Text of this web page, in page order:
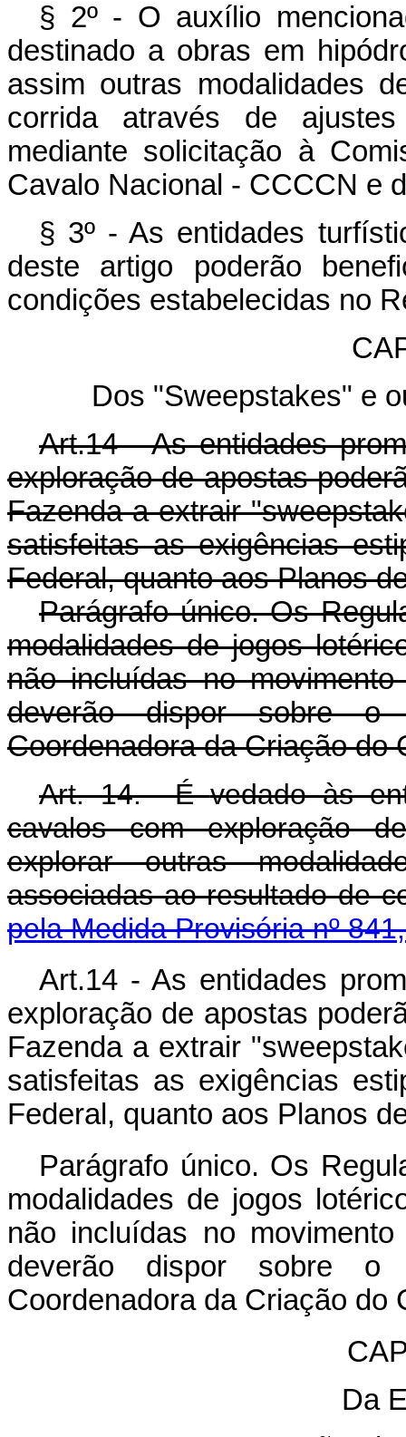
§ 2º - O auxílio
destinado a obras em
assim outras modalidades
corrida através de
mediante solicitação à
Cavalo Nacional - CCCCN e
§ 3º - As entidades
deste artigo poderão
condições estabelecidas no
Dos "Sweepstakes" e
Art.14 - As entidades
exploração de apostas
Fazenda a extrair
satisfeitas as exigências
Federal, quanto aos Planos
Parágrafo único. Os
modalidades de jogos
não incluídas no
deverão dispor sobre o
Coordenadora da Criação do
Art. 14. Évedado às
cavalos com exploração
explorar outras
associadas ao resultado de
pela Medida Provisória nº
Art.14 - As entidades
exploração de apostas
Fazenda a extrair
satisfeitas as exigências
Federal, quanto aos Planos
Parágrafo único. Os
modalidades de jogos
não incluídas no
deverão dispor sobre o
Coordenadora da Criação do
Da